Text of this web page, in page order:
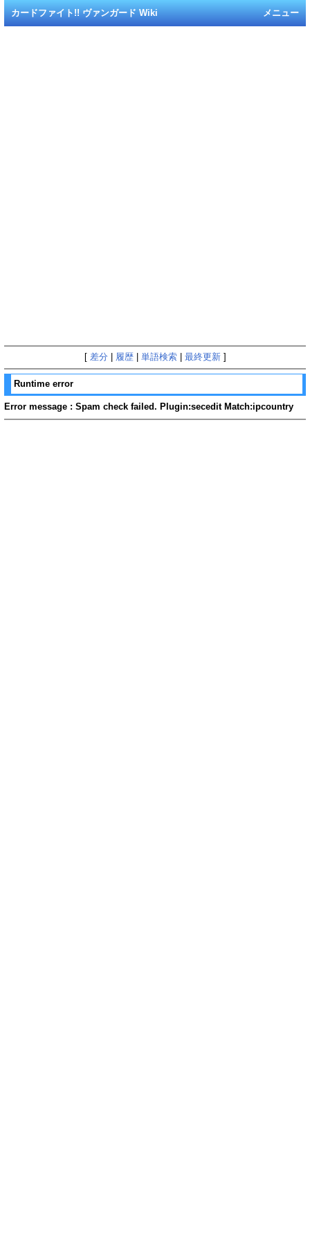
メニュー
カードファイト!! ヴァンガード Wiki
[ 差分 履歴| 単語検索| 最終更新]
Runtime error
Error message : Spam check failed. Plugin:secedit Match:ipcountry